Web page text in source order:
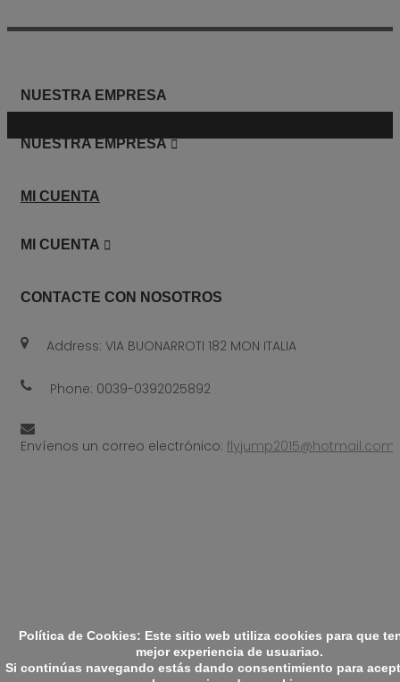
NUESTRA EMPRESA
NUESTRA EMPRESA 
MI CUENTA
MI CUENTA 
CONTACTE CON NOSOTROS
Address: VIA BUONARROTI 182 MON ITALIA
Phone: 0039-0392025892
Envíenos un correo electrónico: flyjump2015@hotmail.com
Política de Cookies: Este sitio web utiliza cookies para que
mejor experiencia de usuariao.
Si continúas navegando estás dando consentimiento para